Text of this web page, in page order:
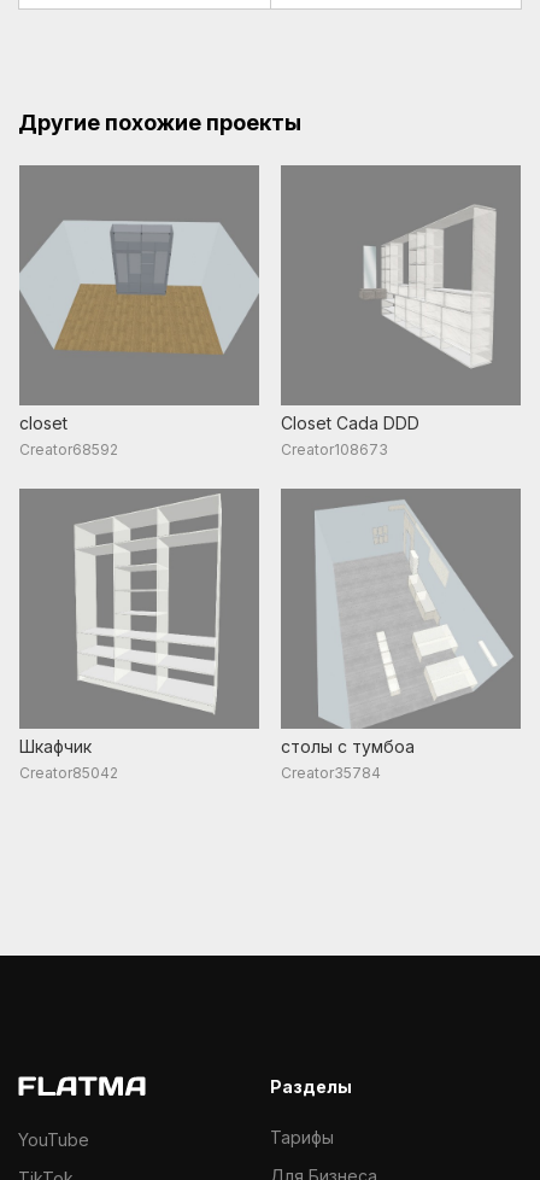
Другие похожие проекты
closet
Creator68592
Closet Cada DDD
Creator108673
Шкафчик
Creator85042
столы с тумбоа
Creator35784
YouTube
Разделы
Тарифы
Для Бизнеса